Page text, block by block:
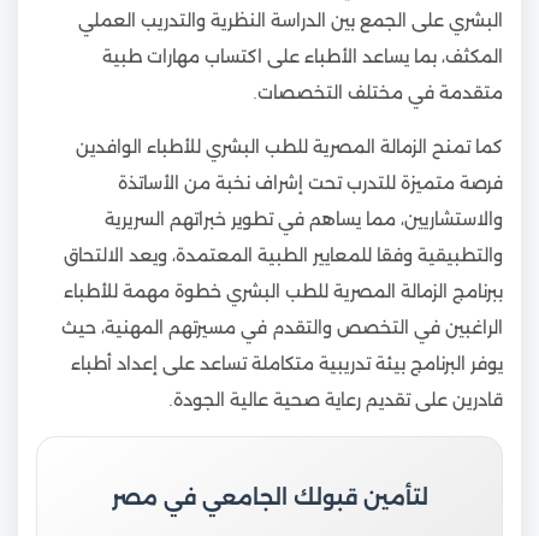
البشري على الجمع بين الدراسة النظرية والتدريب العملي
المكثف، بما يساعد الأطباء على اكتساب مهارات طبية
متقدمة في مختلف التخصصات.
كما تمنح الزمالة المصرية للطب البشري للأطباء الوافدين
فرصة متميزة للتدرب تحت إشراف نخبة من الأساتذة
والاستشاريين، مما يساهم في تطوير خبراتهم السريرية
والتطبيقية وفقا للمعايير الطبية المعتمدة، ويعد الالتحاق
ببرنامج الزمالة المصرية للطب البشري خطوة مهمة للأطباء
الراغبين في التخصص والتقدم في مسيرتهم المهنية، حيث
يوفر البرنامج بيئة تدريبية متكاملة تساعد على إعداد أطباء
قادرين على تقديم رعاية صحية عالية الجودة.
لتأمين قبولك الجامعي في مصر